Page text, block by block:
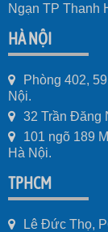
Ngạn TP Thanh
HÀ NỘI
Phòng 402,
Nội.
32 Trần Đăng
101 ngõ 189
Hà Nội.
TPHCM
Lê Đức Thọ,